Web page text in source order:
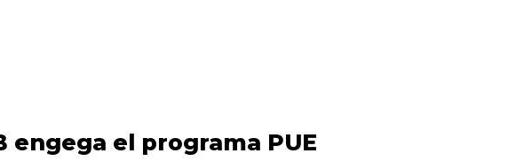
engega el programa PUE